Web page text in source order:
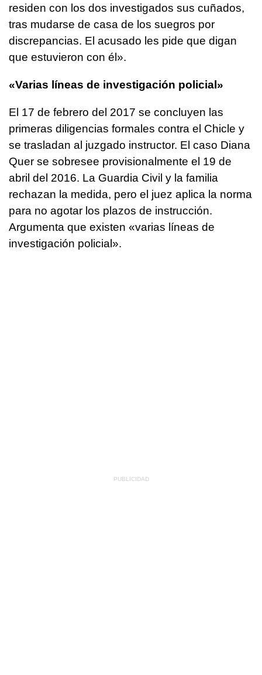
residen con los dos investigados sus cuñados,
tras mudarse de casa de los suegros por
discrepancias. El acusado les pide que digan
que estuvieron con él».
«Varias líneas de investigación policial»
El 17 de febrero del 2017 se concluyen las
primeras diligencias formales contra el Chicle y
se trasladan al juzgado instructor. El caso Diana
Quer se sobresee provisionalmente el 19 de
abril del 2016. La Guardia Civil y la familia
rechazan la medida, pero el juez aplica la norma
para no agotar los plazos de instrucción.
Argumenta que existen «varias líneas de
investigación policial».